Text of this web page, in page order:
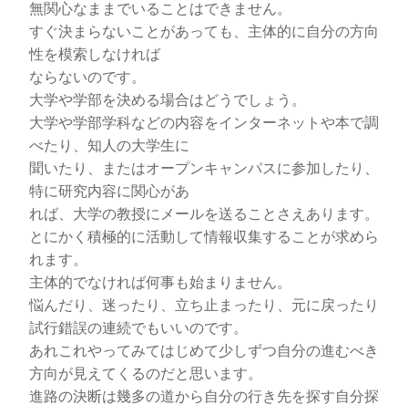
無関心なままでいることはできません。
すぐ決まらないことがあっても、主体的に自分の方向
性を模索しなければ
ならないのです。
大学や学部を決める場合はどうでしょう。
大学や学部学科などの内容をインターネットや本で調
べたり、知人の大学生に
聞いたり、またはオープンキャンパスに参加したり、
特に研究内容に関心があ
れば、大学の教授にメールを送ることさえあります。
とにかく積極的に活動して情報収集することが求めら
れます。
主体的でなければ何事も始まりません。
悩んだり、迷ったり、立ち止まったり、元に戻ったり
試行錯誤の連続でもいいのです。
あれこれやってみてはじめて少しずつ自分の進むべき
方向が見えてくるのだと思います。
進路の決断は幾多の道から自分の行き先を探す自分探